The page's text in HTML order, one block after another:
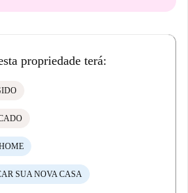
propriedade terá:
SUA NOVA CASA